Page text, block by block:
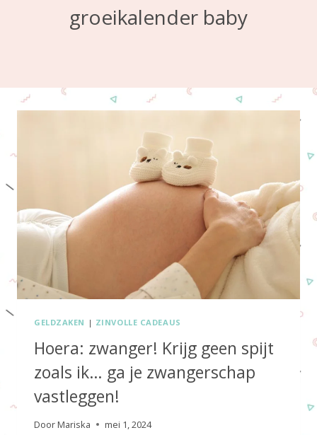
groeikalender baby
GELDZAKEN | ZINVOLLE CADEAUS
Hoera: zwanger! Krijg geen spijt
zoals ik… ga je zwangerschap
vastleggen!
Door Mariska mei 1, 2024